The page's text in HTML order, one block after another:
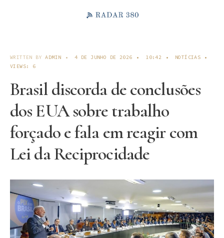
WRITTEN BYADMIN • 4 DE JUNHO DE 2026 • 10:42 • NOTÍCIAS
•
VIEWS: 6
Brasil discorda de conclusões
dos EUA sobre trabalho
forçado e fala em reagir com
Lei da Reciprocidade